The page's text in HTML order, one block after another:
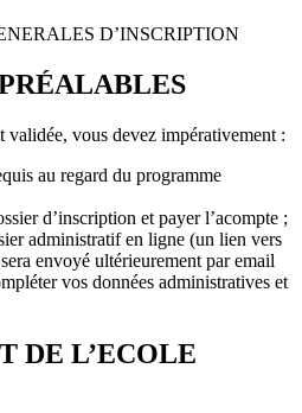
D’INSCRIPTION
vous devez impérativement :
au regard du programme
d’inscription et payer l’acompte ;
administratif en ligne (un lien vers
envoyé ultérieurement par email
vos données administratives et
DE L’ECOLE